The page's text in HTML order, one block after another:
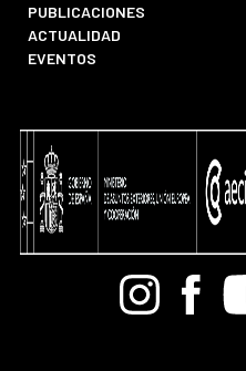
PUBLICACIONES
ACTUALIDAD
EVENTOS
BandcampInstagram